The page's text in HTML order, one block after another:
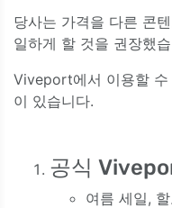
당사는 가격을 다른 콘
일하게 할 것을 권장했
Viveport에서 이용할 수
이 있습니다.
공식
여름 세일,